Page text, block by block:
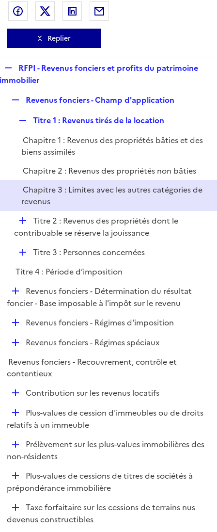
Partager sur Facebook
Partager sur Twitter
Partager sur LinkedIn
Replier
e
l
RFPI - Revenus fonciers et profits du patrimoine
immobilier
p
i
e
r
Revenus fonciers - Champ d'application
p
l
i
e
r
Titre 1 : Revenus tirés de la location
Chapitre 1 : Revenus des propriétés bâties et des
biens assimilés
Chapitre 2 : Revenus des propriétés non bâties
Chapitre 3 : Limites avec les autres catégories de
revenus
D
é
e
r
Titre 2 : Revenus des propriétés dont le
contribuable se réserve la jouissance
D
p
l
e
r
Titre 3 : Personnes concernées
Titre 4 : Période d’imposition
D
é
r
Revenus fonciers - Détermination du résultat
foncier - Base imposable à l'impôt sur le revenu
D
i
e
Revenus fonciers - Régimes d'imposition
D
p
l
Revenus fonciers - Régimes spéciaux
Revenus fonciers - Recouvrement, contrôle et
contentieux
D
l
Contribution sur les revenus locatifs
D
é
i
Plus-values de cession d'immeubles ou de droits
relatifs à un immeuble
D
é
i
Prélèvement sur les plus-values immobilières des
non-résidents
D
é
i
Plus-values de cessions de titres de sociétés à
prépondérance immobilière
D
é
Taxe forfaitaire sur les cessions de terrains nus
devenus constructibles